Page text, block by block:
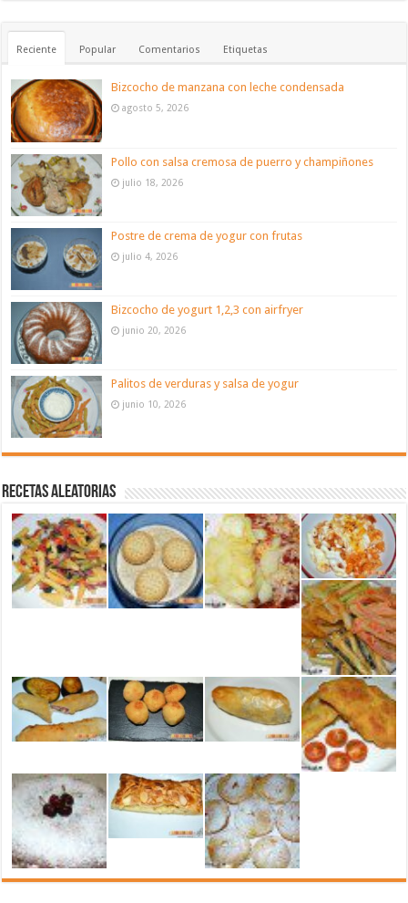
Reciente Popular Comentarios Etiquetas
Bizcocho de manzana con leche condensada
agosto 5, 2026
Pollo con salsa cremosa de puerro y champiñones
julio 18, 2026
Postre de crema de yogur con frutas
julio 4, 2026
Bizcocho de yogurt 1,2,3 con airfryer
junio 20, 2026
Palitos de verduras y salsa de yogur
junio 10, 2026
Recetas aleatorias